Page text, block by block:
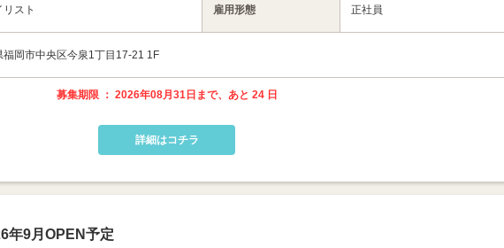
リスト 雇用形態 正社員
福岡市中央区今泉1丁目17-21 1F
募集期限 ： 2026年08月31日まで、あと 24 日
詳細はコチラ
年9月OPEN予定